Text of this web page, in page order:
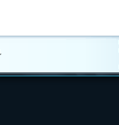
,